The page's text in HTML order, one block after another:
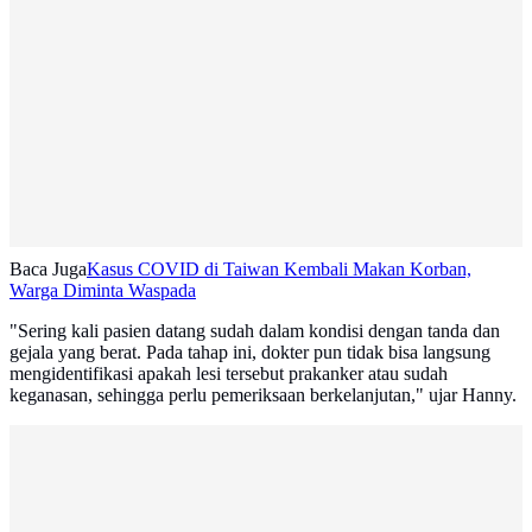
Baca JugaKasus COVID di Taiwan Kembali Makan Korban,
Warga Diminta Waspada
"Sering kali pasien datang sudah dalam kondisi dengan tanda dan
gejala yang berat. Pada tahap ini, dokter pun tidak bisa langsung
mengidentifikasi apakah lesi tersebut prakanker atau sudah
keganasan, sehingga perlu pemeriksaan berkelanjutan," ujar Hanny.